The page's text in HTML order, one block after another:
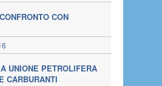
CON
UNIONE PETROLIFERA
CARBURANTI